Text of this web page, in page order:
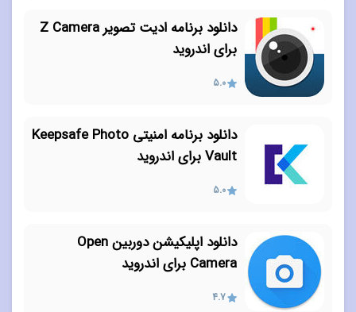
دانلود برنامه ادیت تصویر Z Camera
برای اندروید
5.0
دانلود برنامه امنیتی Keepsafe Photo
Vault برای اندروید
5.0
دانلود اپلیکیشن دوربین Open
Camera برای اندروید
4.7